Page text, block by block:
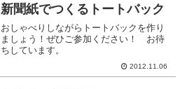
吸い込まないよう注意が必...
新聞紙でつくるトートバック
おしゃべりしながらトートバックを作り
ましょう！ぜひご参加ください！ お待
ちしています。
2012.11.06